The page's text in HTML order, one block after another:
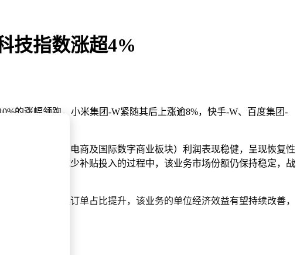
技指数涨超4%
的涨幅领跑，小米集团-W紧随其后上涨逾8%，快手-W、百度集团-
业务（含中国电商及国际数字商业板块）利润表现稳健，呈现恢复性
意的是，在减少补贴投入的过程中，该业务市场份额仍保持稳定，战
，随着高价值订单占比提升，该业务的单位经济效益有望持续改善，
观预期。